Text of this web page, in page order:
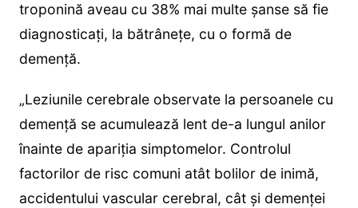
troponină aveau cu 38% mai multe șanse să fie
diagnosticați, la bătrânețe, cu o formă de
demență.
„Leziunile cerebrale observate la persoanele cu
demență se acumulează lent de-a lungul anilor
înainte de apariția simptomelor. Controlul
factorilor de risc comuni atât bolilor de inimă,
accidentului vascular cerebral, cât și demenței